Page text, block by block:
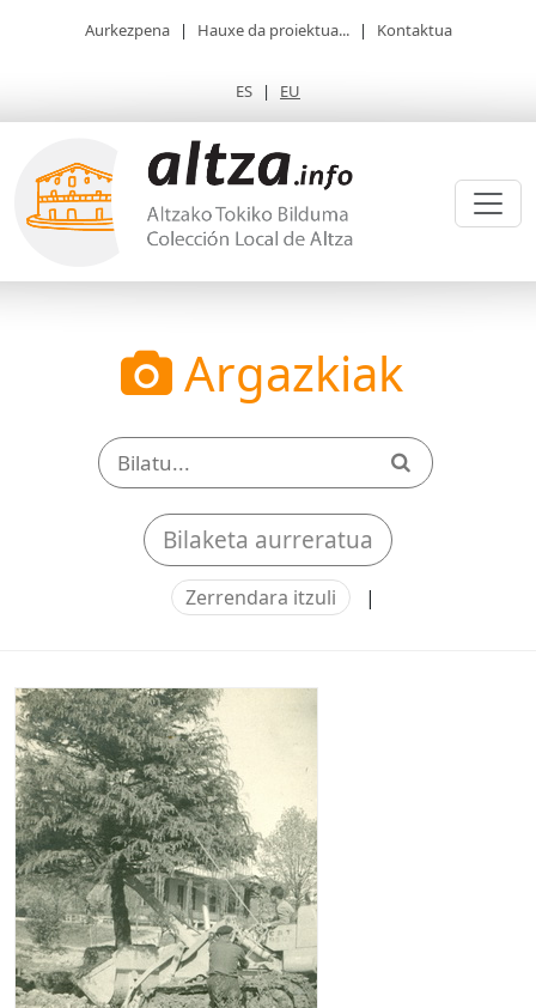
Aurkezpena | Hauxe da proiektua... | Kontaktua
ES | EU
Argazkiak
Bilaketa aurreratua
Zerrendara itzuli |